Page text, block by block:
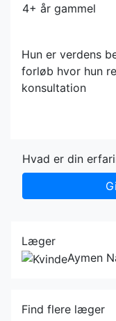
4+ år gammel
Hun er verdens
forløb hvor hun
konsultation
Hvad er din
Læger
Aymen
Find flere læger